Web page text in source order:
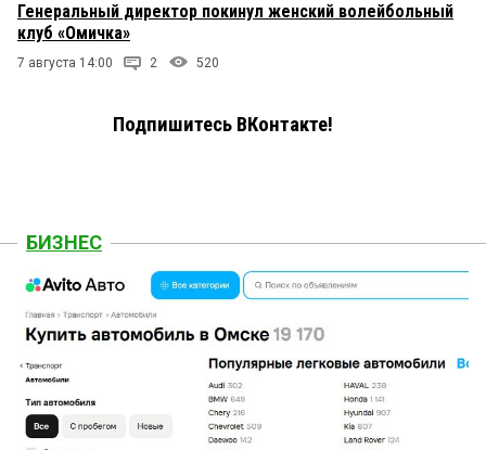
Генеральный директор покинул женский волейбольный
клуб «Омичка»
7 августа 14:00 2 520
Подпишитесь ВКонтакте!
БИЗНЕС